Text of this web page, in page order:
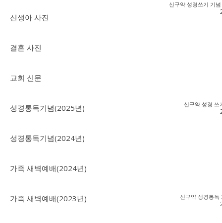
신생아 사진
결혼 사진
교회 신문
성경통독기념(2025년)
성경통독기념(2024년)
가족 새벽예배(2024년)
가족 새벽예배(2023년)
신구약 성경쓰기 기
신구약 성경 쓰
신구약 성경통독